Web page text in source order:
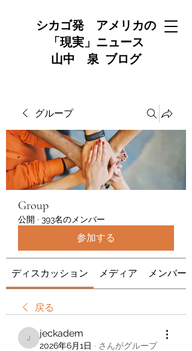
シカゴ発 アメリカの
「現実」ニュース
山中 泉 ブログ
グループ
Group
公開 · 393名のメンバー
参加する
ディスカッション メディア メンバー
戻る
jeckadem
jeckadem
2026年6月1日 · さんがグループ